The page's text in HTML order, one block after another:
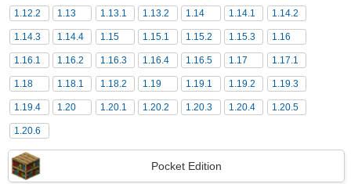
1.12.2 1.13 1.13.1 1.13.2 1.14 1.14.1 1.14.2
1.14.3 1.14.4 1.15 1.15.1 1.15.2 1.15.3 1.16
1.16.1 1.16.2 1.16.3 1.16.4 1.16.5 1.17 1.17.1
1.18 1.18.1 1.18.2 1.19 1.19.1 1.19.2 1.19.3
1.19.4 1.20 1.20.1 1.20.2 1.20.3 1.20.4 1.20.5
1.20.6
Pocket Edition